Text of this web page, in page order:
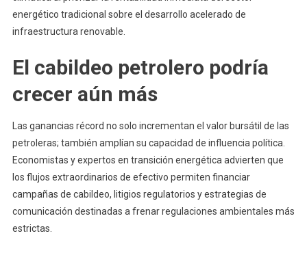
energético tradicional sobre el desarrollo acelerado de
infraestructura renovable.
El cabildeo petrolero podría
crecer aún más
Las ganancias récord no solo incrementan el valor bursátil de las
petroleras; también amplían su capacidad de influencia política.
Economistas y expertos en transición energética advierten que
los flujos extraordinarios de efectivo permiten financiar
campañas de cabildeo, litigios regulatorios y estrategias de
comunicación destinadas a frenar regulaciones ambientales más
estrictas.